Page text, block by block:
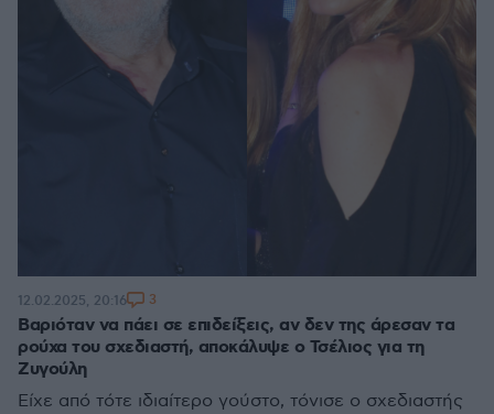
Βαριόταν να πάει σε επιδείξεις, αν δεν της άρεσαν τα
ρούχα του σχεδιαστή, αποκάλυψε ο Τσέλιος για τη
Ζυγούλη
Είχε από τότε ιδιαίτερο γούστο, τόνισε ο σχεδιαστής
12.02.2025, 20:16 3